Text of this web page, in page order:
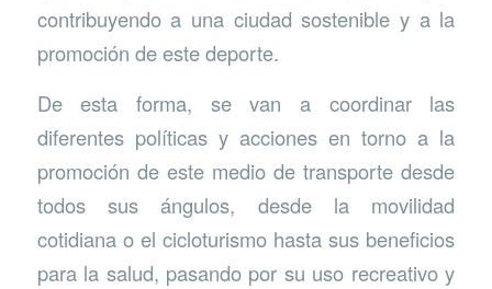
contribuyendo a una ciudad sostenible y a la
promoción de este deporte.
De esta forma, se van a coordinar las
diferentes políticas y acciones en torno a la
promoción de este medio de transporte desde
todos sus ángulos, desde la movilidad
cotidiana o el cicloturismo hasta sus beneficios
para la salud, pasando por su uso recreativo y